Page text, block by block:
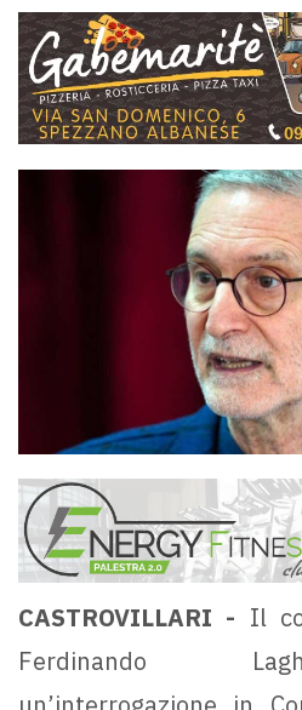
CASTROVILLARI - Il
Ferdinando